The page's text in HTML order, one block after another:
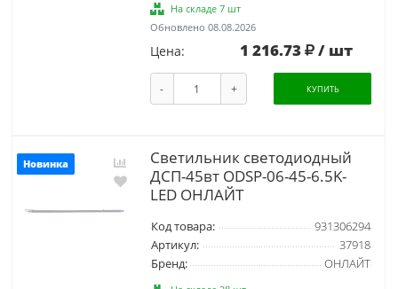
На складе 7 шт
Обновлено 08.08.2026
Цена: 1 216.73 / шт
- + КУПИТЬ
Новинка
Светильник светодиодный
ДСП-45вт ODSP-06-45-6.5K-
LED ОНЛАЙТ
Код товара:
931306294
Артикул:
37918
Бренд:
ОНЛАЙТ